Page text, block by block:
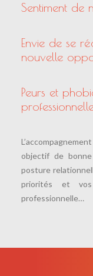
Sentiment de
Envie de se
nouvelle
Peurs et
objectif de
posture
priorités et vos
professionnelle…